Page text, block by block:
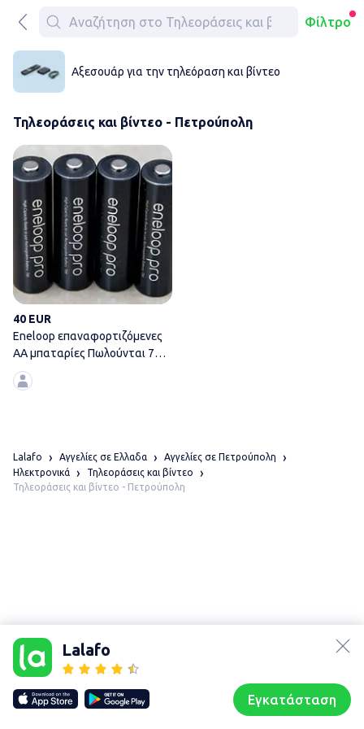
Φίλτρο
Αξεσουάρ για την τηλεόραση και βίντεο
Τηλεοράσεις και βίντεο - Πετρούπολη
40 EUR
Eneloop επαναφορτιζόμενες
ΑΑ μπαταρίες Πωλούνται 7
επαναφορτιζόμενες
Lalafo
Εγκατάσταση
Lalafo Αγγελίες σε Ελλαδα
Αγγελίες σε Πετρούπολη
Ηλεκτρονικά
Τηλεοράσεις και βίντεο
Τηλεοράσεις και βίντεο - Πετρούπολη
Our websites
lalafo.kg
lalafo.rs
lalafo.pl
Sitemap
τοποθεσίας
Συζητήσεις Προφίλ